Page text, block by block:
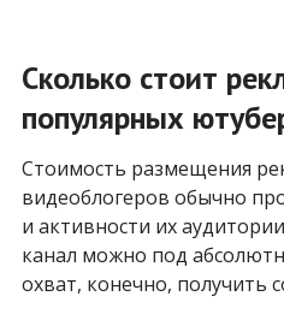
Сколько стоит
популярных
Стоимость размещения
видеоблогеров обычно
и активности их
канал можно под
охват, конечно, получить